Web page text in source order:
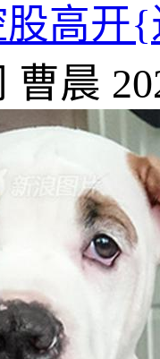
高开
曹晨